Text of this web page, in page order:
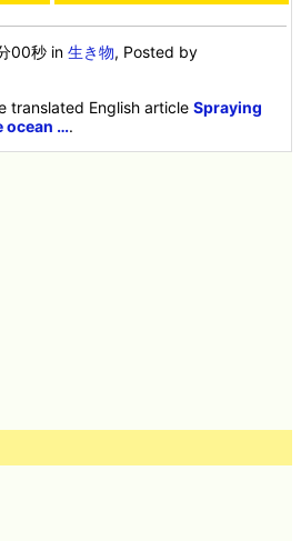
00秒 in生き物, Posted by
translated English articleSpraying
ocean ….